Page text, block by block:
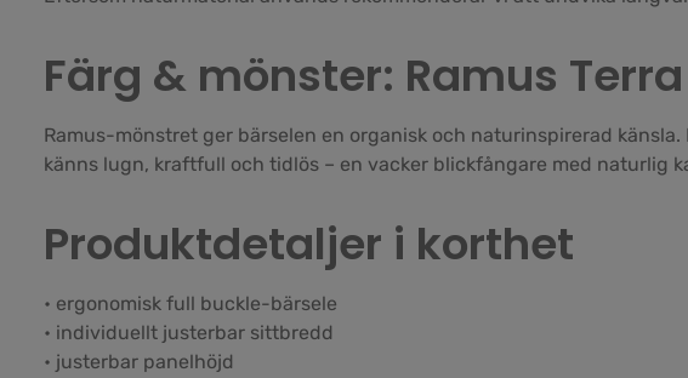
Färg & mönster: Ramus Terra
Ramus-mönstret ger bärselen en organisk och naturinspirerad
känns lugn, kraftfull och tidlös – en vacker blickfångare med naturlig
Produktdetaljer i korthet
• ergonomisk full buckle-bärsele
• individuellt justerbar sittbredd
• justerbar panelhöjd